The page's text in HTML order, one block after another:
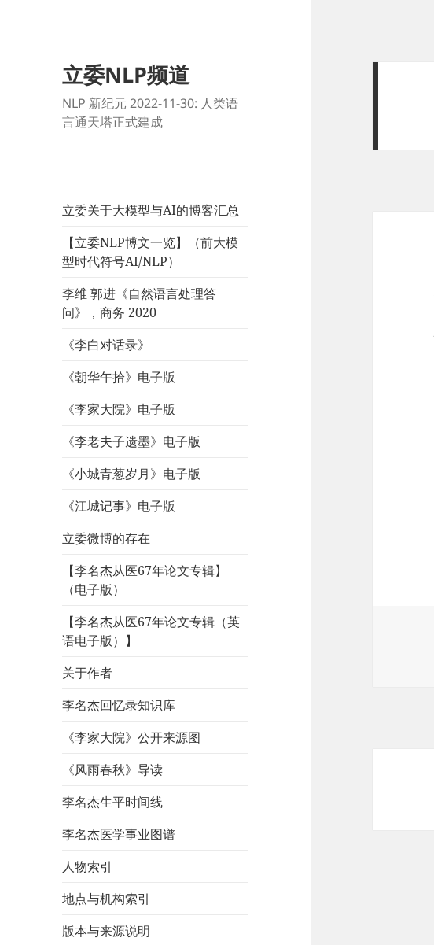
立委NLP频道
NLP 新纪元 2022-11-30: 人类语
言通天塔正式建成
立委关于大模型与AI的博客汇总
【立委NLP博文一览】（前大模
型时代符号AI/NLP）
李维 郭进《自然语言处理答
问》，商务 2020
《李白对话录》
《朝华午拾》电子版
《李家大院》电子版
《李老夫子遗墨》电子版
《小城青葱岁月》电子版
《江城记事》电子版
立委微博的存在
【李名杰从医67年论文专辑】
（电子版）
【李名杰从医67年论文专辑（英
语电子版）】
关于作者
李名杰回忆录知识库
《李家大院》公开来源图
《风雨春秋》导读
李名杰生平时间线
李名杰医学事业图谱
人物索引
地点与机构索引
版本与来源说明